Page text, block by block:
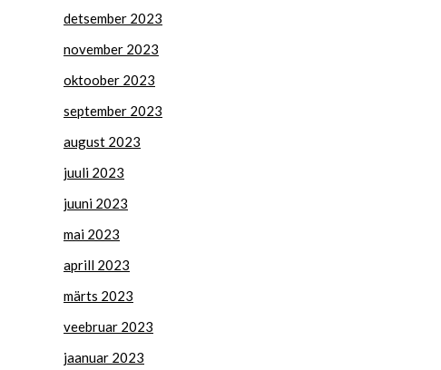
detsember 2023
november 2023
oktoober 2023
september 2023
august 2023
juuli 2023
juuni 2023
mai 2023
aprill 2023
märts 2023
veebruar 2023
jaanuar 2023